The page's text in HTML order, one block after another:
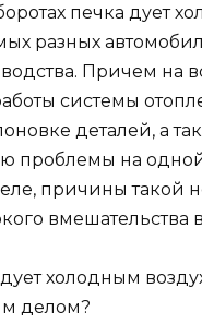
печка дует
разных
Причем
системы
деталей, а
проблемы на
причины такой
вмешательства